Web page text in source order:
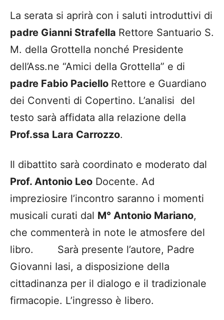
La serata si aprirà con i saluti introduttivi di
padre Gianni Strafella Rettore Santuario S.
M. della Grottella nonché Presidente
dell’Ass.ne “Amici della Grottella” e di
padre Fabio Paciello Rettore e Guardiano
dei Conventi di Copertino. L’analisi del
testo sarà affidata alla relazione della
Prof.ssa Lara Carrozzo.
Il dibattito sarà coordinato e moderato dal
Prof. Antonio Leo Docente. Ad
impreziosire l’incontro saranno i momenti
musicali curati dal M° Antonio Mariano,
che commenterà in note le atmosfere del
libro. Sarà presente l’autore, Padre
Giovanni Iasi, a disposizione della
cittadinanza per il dialogo e il tradizionale
firmacopie. L’ingresso è libero.